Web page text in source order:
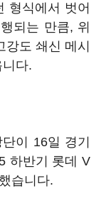
형식에서 벗어
되는 만큼, 위
도 쇄신 메시
다.
이 16일 경기
하반기 롯데 V
습니다.